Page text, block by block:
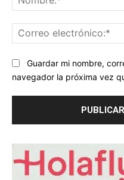
Guardar mi nombre,
navegador la próxima vez